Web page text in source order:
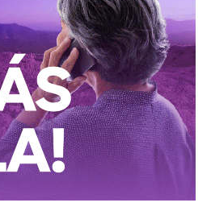
para la deuda nacional
por Forbes como el hombre
regiomontano tiene un historial
de empresas en
partir de deuda: lo hizo con la
90, con la vidriera Vitro entre
mencionadas Empresas ICA
con
el operador de, entre otros, el